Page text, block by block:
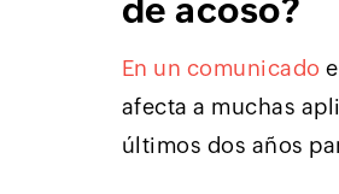
de acoso?
En un comunicado
afecta a muchas
últimos dos años